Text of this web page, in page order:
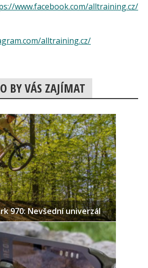
www.facebook.com/alltraining.cz/
alltraining.cz/
BY VÁS ZAJÍMAT
970: Nevšední univerzál